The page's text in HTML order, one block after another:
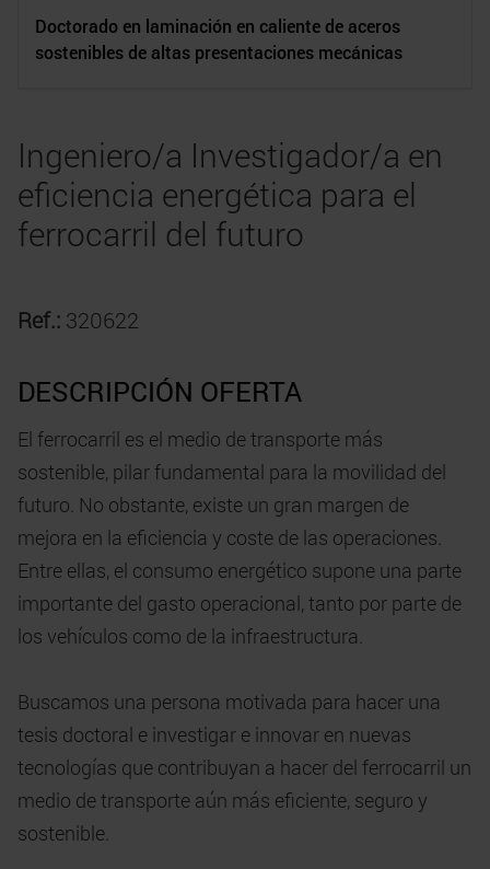
Doctorado en laminación en caliente de aceros
sostenibles de altas presentaciones mecánicas
Ingeniero/a Investigador/a en
eficiencia energética para el
ferrocarril del futuro
Ref.: 320622
DESCRIPCIÓN OFERTA
El ferrocarril es el medio de transporte más
sostenible, pilar fundamental para la movilidad del
futuro. No obstante, existe un gran margen de
mejora en la eficiencia y coste de las operaciones.
Entre ellas, el consumo energético supone una parte
importante del gasto operacional, tanto por parte de
los vehículos como de la infraestructura.
Buscamos una persona motivada para hacer una
tesis doctoral e investigar e innovar en nuevas
tecnologías que contribuyan a hacer del ferrocarril un
medio de transporte aún más eficiente, seguro y
sostenible.